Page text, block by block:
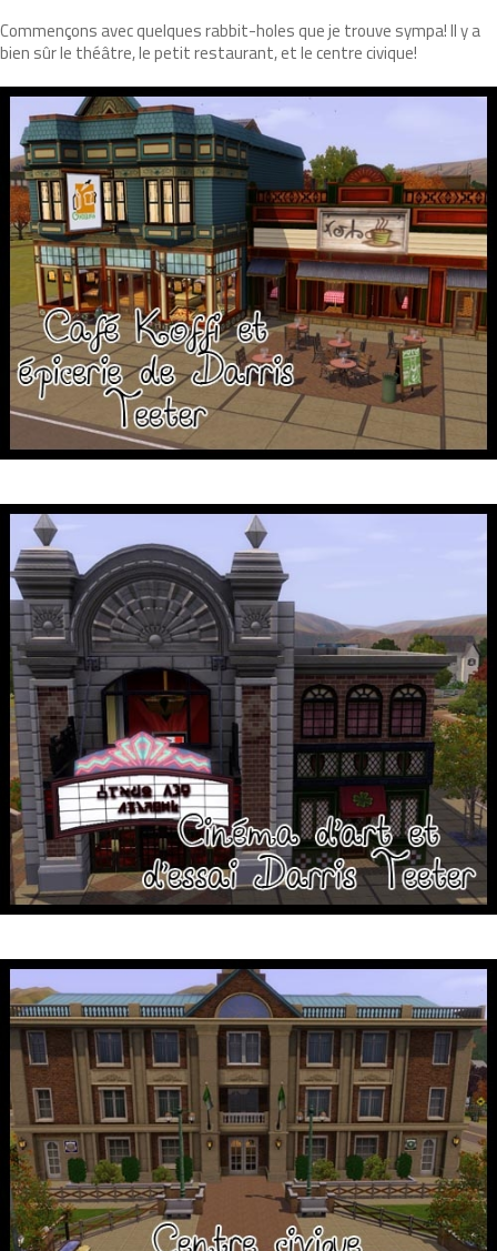
Commençons avec quelques rabbit-holes que je trouve sympa! Il y a
bien sûr le théâtre, le petit restaurant, et le centre civique!